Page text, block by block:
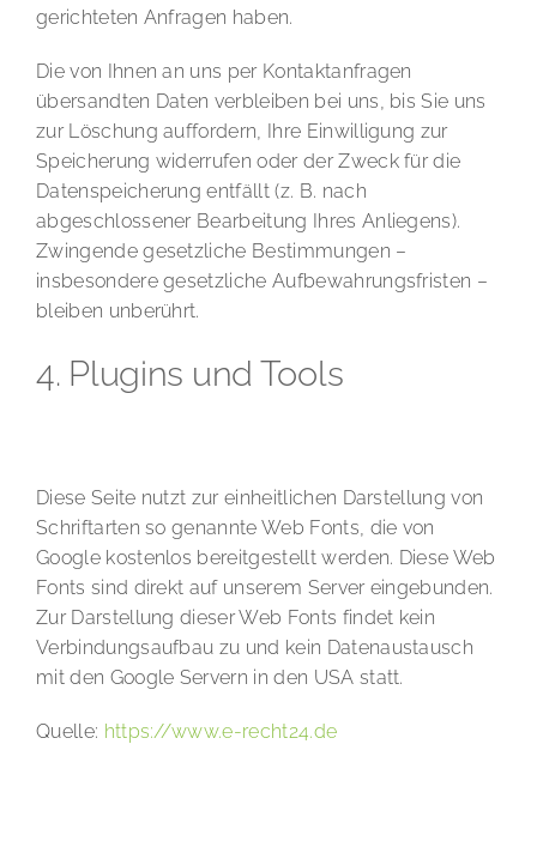
gerichteten Anfragen haben.
Die von Ihnen an uns per Kontaktanfragen
übersandten Daten verbleiben bei uns, bis Sie uns
zur Löschung auffordern, Ihre Einwilligung zur
Speicherung widerrufen oder der Zweck für die
Datenspeicherung entfällt (z. B. nach
abgeschlossener Bearbeitung Ihres Anliegens).
Zwingende gesetzliche Bestimmungen –
insbesondere gesetzliche Aufbewahrungsfristen –
bleiben unberührt.
4. Plugins und Tools
Diese Seite nutzt zur einheitlichen Darstellung von
Schriftarten so genannte Web Fonts, die von
Google kostenlos bereitgestellt werden. Diese Web
Fonts sind direkt auf unserem Server eingebunden.
Zur Darstellung dieser Web Fonts findet kein
Verbindungsaufbau zu und kein Datenaustausch
mit den Google Servern in den USA statt.
Quelle: https://www.e-recht24.de